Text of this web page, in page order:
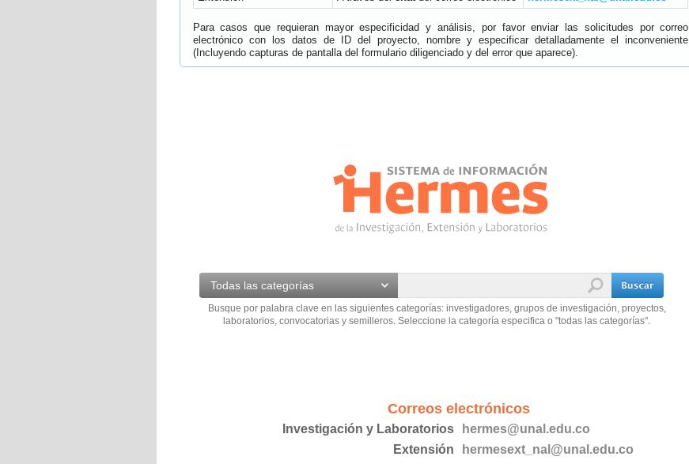
Para casos que requieran mayor especificidad y análisis, por favor enviar las solicitudes por correo
electrónico con los datos de ID del proyecto, nombre y especificar detalladamente el inconveniente
(Incluyendo capturas de pantalla del formulario diligenciado y del error que aparece).
Todas las categorías
Busque por palabra clave en las siguientes categorías: investigadores, grupos de investigación, proyectos,
laboratorios, convocatorias y semilleros. Seleccione la categoría especifica o "todas las categorías".
Correos electrónicos
Investigación y Laboratorios
hermes@unal.edu.co
Extensión
hermesext_nal@unal.edu.co